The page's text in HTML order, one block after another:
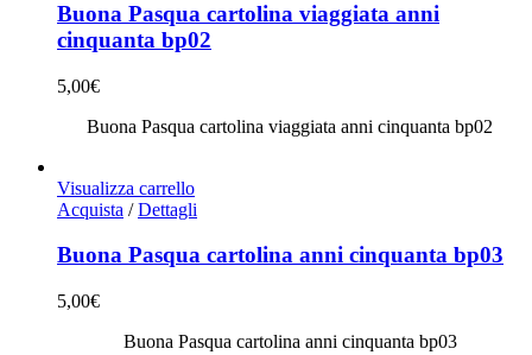
Buona Pasqua cartolina viaggiata anni
cinquanta bp02
5,00€
Buona Pasqua cartolina viaggiata anni cinquanta bp02
Visualizza carrello
Acquista / Dettagli
Buona Pasqua cartolina anni cinquanta bp03
5,00€
Buona Pasqua cartolina anni cinquanta bp03